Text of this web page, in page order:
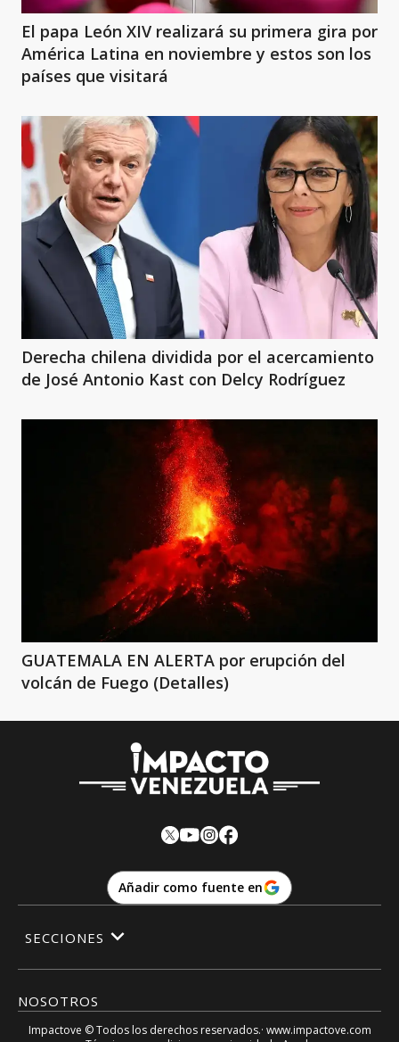
El papa León XIV realizará su primera gira por
América Latina en noviembre y estos son los
países que visitará
Derecha chilena dividida por el acercamiento
de José Antonio Kast con Delcy Rodríguez
GUATEMALA EN ALERTA por erupción del
volcán de Fuego (Detalles)
Añadir como fuente en
NOSOTROS
SECCIONES
Impactove © Todos los derechos reservados.· www.impactove.com